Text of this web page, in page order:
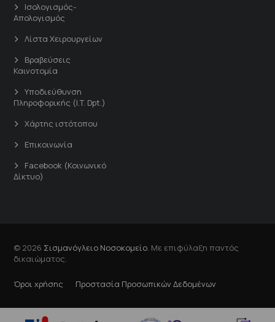
Ισολογισμός-
Απολογισμός
Λίστα Χειρουργείων
Βραβεύσεις
Καινοτομία
Υποδιεύθυνση
Πληροφορικής (I.T. Dpt.)
Χάρτης ιστότοπου
Επικοινωνία
Facebook (Κοινωνικό
Δίκτυο)
© 2026 Σισμανόγλειο Νοσοκομείο . Με επιφύλαξη παντός
δικαιώματος.
Όροι χρήσης Προστασία Προσωπικών Δεδομένων